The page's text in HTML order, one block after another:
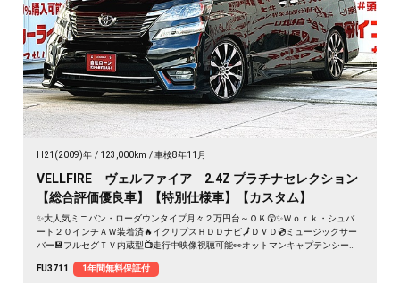
H21(2009)年 123,000km 車検8年11月
VELLFIRE ヴェルファイア 2.4Z プラチナセレクション
【総合評価優良車】【特別仕様車】【カスタム】
✨大人気ミニバン・ローダウンタイプ月々２万円台～ＯＫ😲✨Ｗｏｒｋ・シュバ
ート２０インチＡＷ装着済🔥イクリプスＨＤＤナビ🗾ＤＶＤ💿ミュージックサー
バー💾フルセグＴＶ内蔵型📺走行中映像視聴可能👀オットマンキャプテンシート
クドアーでボタン・リモコン楽々開閉🔘🌈
FU3711 1年間無料保証付